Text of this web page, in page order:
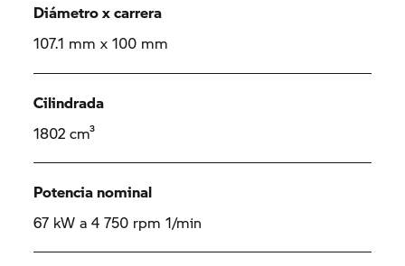
Diámetro x carrera
107.1 mm x 100 mm
Cilindrada
1802 cm³
Potencia nominal
67 kW a 4 750 rpm 1/min